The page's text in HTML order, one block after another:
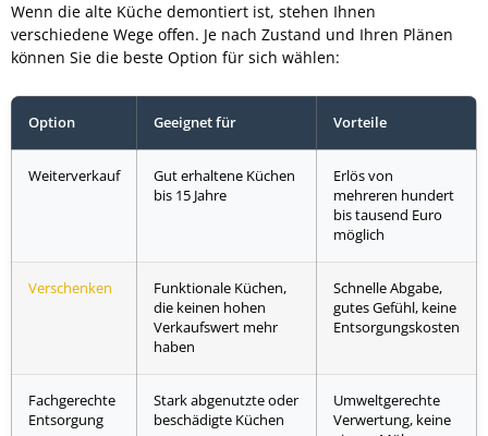
Wenn die alte Küche demontiert ist, stehen Ihnen
verschiedene Wege offen. Je nach Zustand und Ihren Plänen
können Sie die beste Option für sich wählen:
Option Geeignet für Vorteile
Weiterverkauf
Gut erhaltene Küchen
bis 15 Jahre
Erlös von
mehreren hundert
bis tausend Euro
möglich
Verschenken
Funktionale Küchen,
die keinen hohen
Verkaufswert mehr
haben
Schnelle Abgabe,
gutes Gefühl, keine
Entsorgungskosten
Fachgerechte
Entsorgung
Stark abgenutzte oder
beschädigte Küchen
Umweltgerechte
Verwertung, keine